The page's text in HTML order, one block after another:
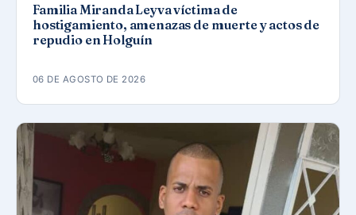
Familia Miranda Leyva víctima de
hostigamiento, amenazas de muerte y actos de
repudio en Holguín
06 DE AGOSTO DE 2026